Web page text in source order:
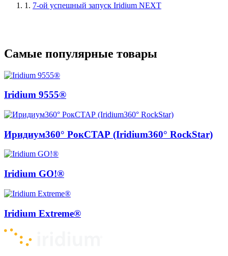
1. 7-ой успешный запуск Iridium NEXT
Самые популярные товары
Iridium 9555®
Иридиум360° РокСТАР (Iridium360° RockStar)
Iridium GO!®
Iridium Extreme®